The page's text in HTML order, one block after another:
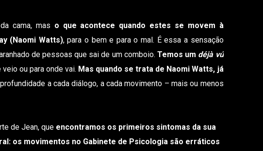
cama, mas o que acontece quando estes se movem à
(Naomi Watts), para o bem e para o mal. É essa a sensação
de pessoas que sai de um comboio. Temos um déjà vú
ou para onde vai. Mas quando se trata de Naomi Watts, já
a cada diálogo, a cada movimento – mais ou menos
de Jean, que encontramos os primeiros sintomas da sua
os movimentos no Gabinete de Psicologia são erráticos